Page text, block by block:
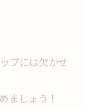
プには欠かせ
ましょう！